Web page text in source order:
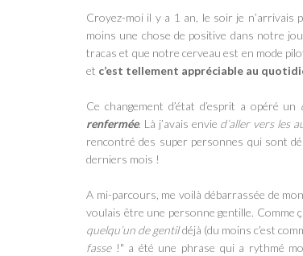
Croyez-moi il y a 1 an, le soir je n’arrivais
moins une chose de positive dans notre
tracas et que notre cerveau est en mode
et c’est tellement appréciable au
Ce changement d’état d’esprit a opéré un
renfermée. Là j’avais envie d’aller vers les
rencontrédes super personnes qui sont
derniers mois !
A mi-parcours, me voilà débarrassée de
voulais être une personne gentille. Comme
quelqu’un de gentildéjà (du moins c’est
fasse !" a été une phrase qui a rythmé